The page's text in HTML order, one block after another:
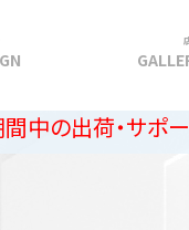
ポートに関する